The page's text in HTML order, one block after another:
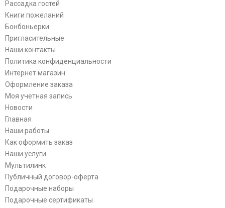
Рассадка гостей
Книги пожеланий
Бонбоньерки
Пригласительные
Наши контакты
Политика конфиденциальности
Интернет магазин
Оформление заказа
Моя учетная запись
Новости
Главная
Наши работы
Как оформить заказ
Наши услуги
Мультилинк
Публичный договор-оферта
Подарочные наборы
Подарочные сертификаты